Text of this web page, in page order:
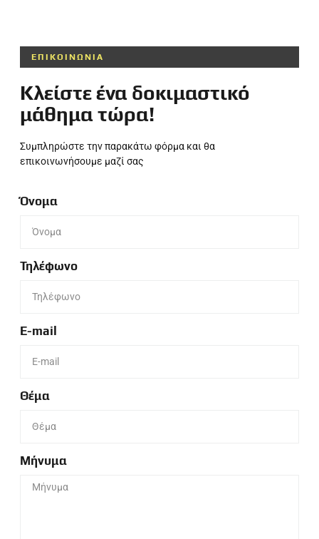
ΕΠΙΚΟΙΝΩΝΙΑ
Κλείστε ένα δοκιμαστικό
μάθημα τώρα!
Συμπληρώστε την παρακάτω φόρμα και θα
επικοινωνήσουμε μαζί σας
Όνομα
Τηλέφωνο
E-mail
Θέμα
Μήνυμα